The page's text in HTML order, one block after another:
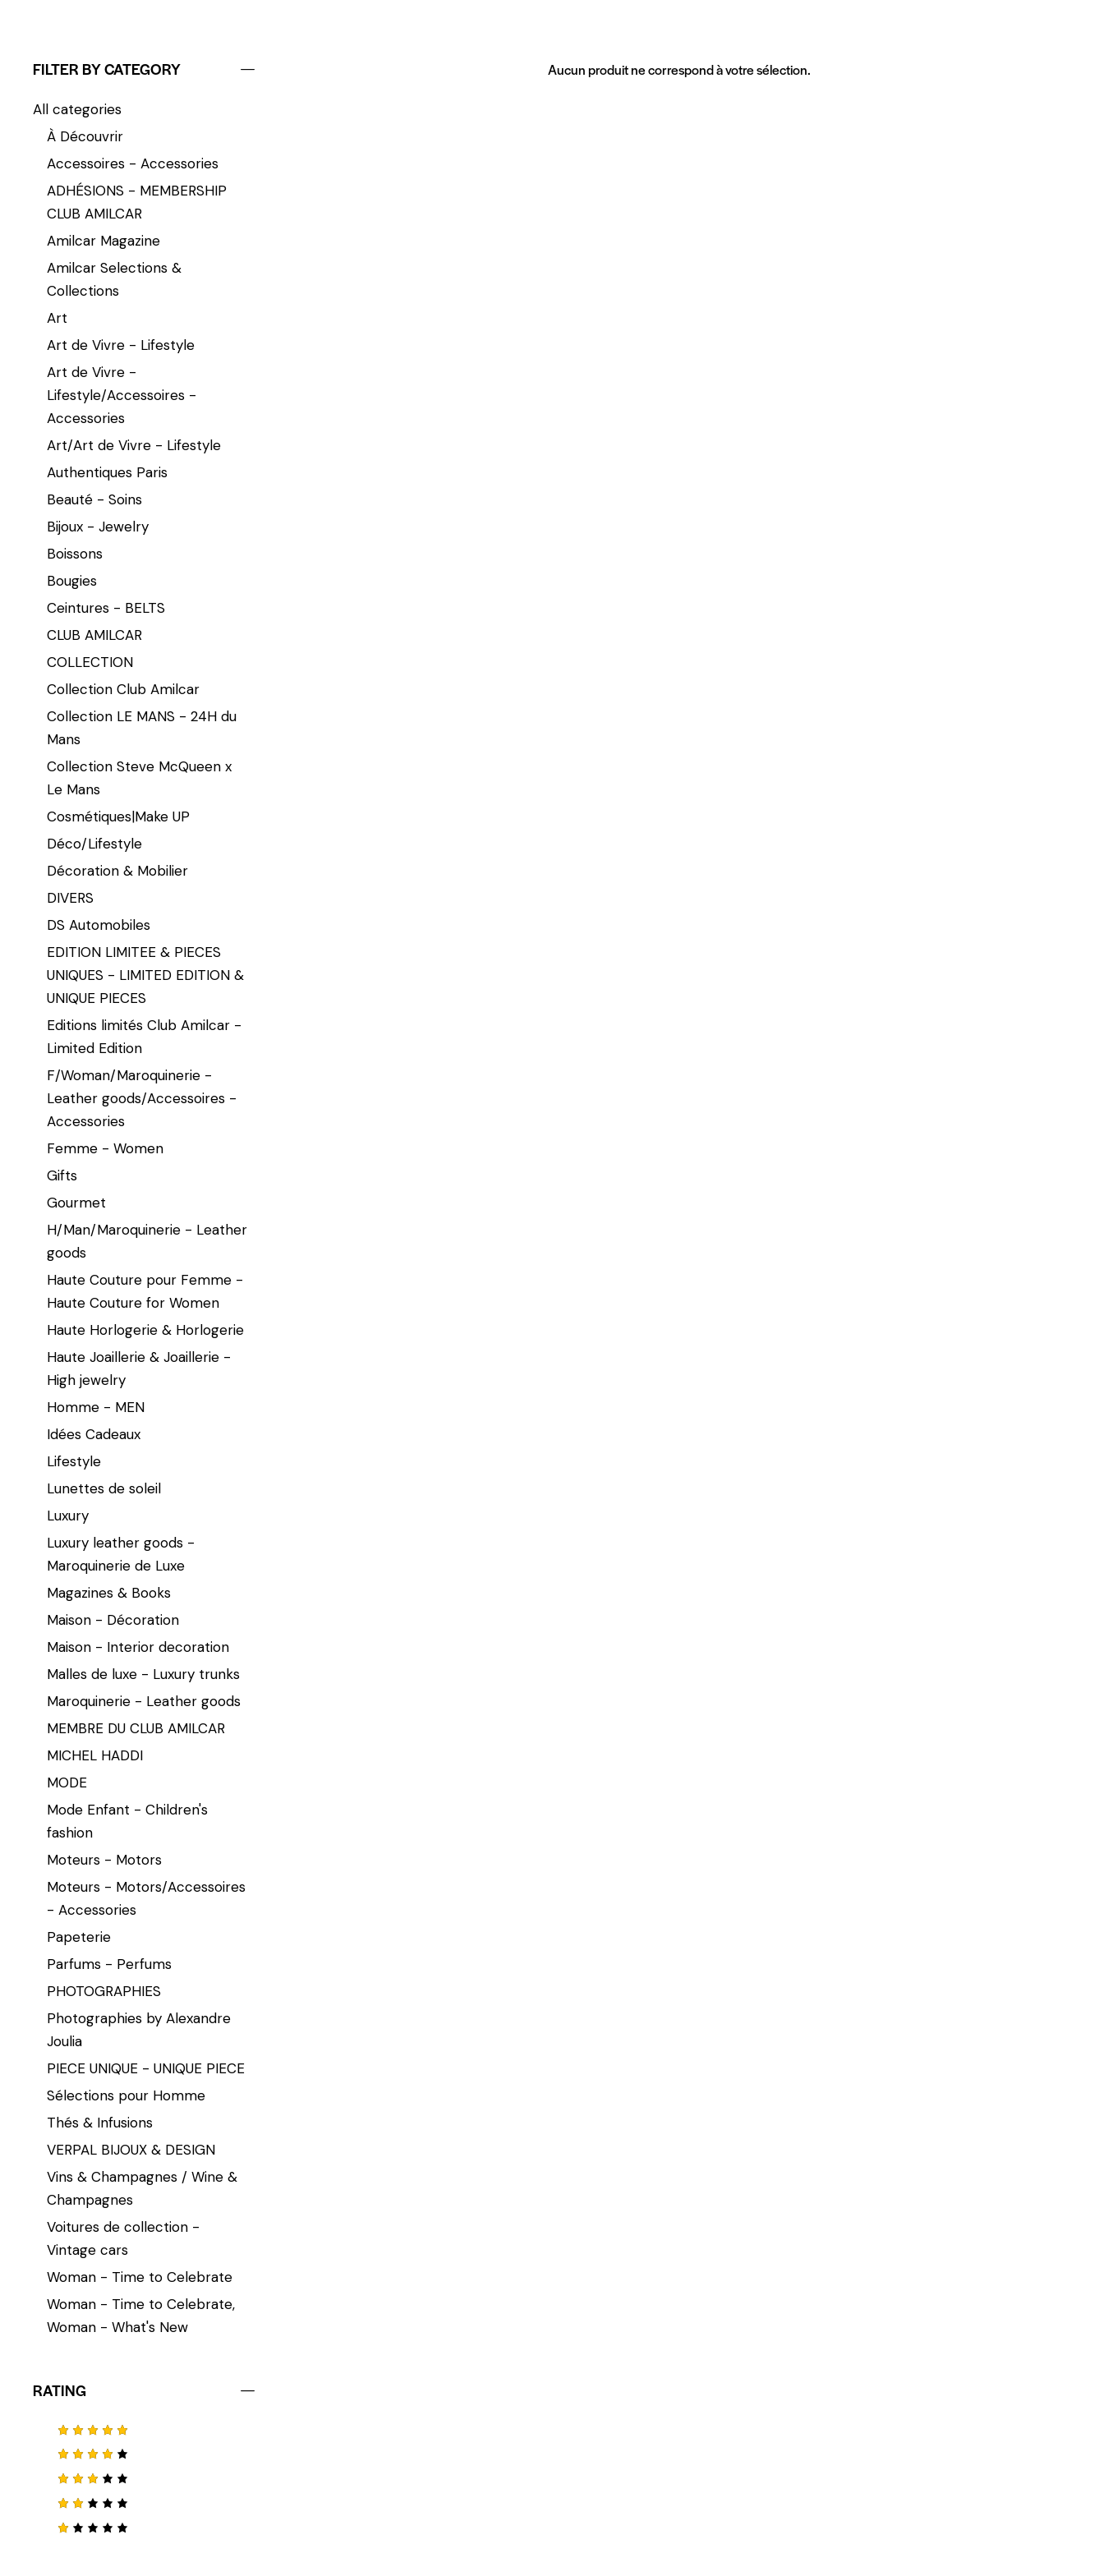
Aucun produit ne correspond à votre sélection.
FILTER BY CATEGORY
All categories
À Découvrir
Accessoires - Accessories
ADHÉSIONS - MEMBERSHIP
CLUB AMILCAR
Amilcar Magazine
Amilcar Selections &
Collections
Art
Art de Vivre - Lifestyle
Art de Vivre -
Lifestyle/Accessoires -
Accessories
Art/Art de Vivre - Lifestyle
Authentiques Paris
Beauté - Soins
Bijoux - Jewelry
Boissons
Bougies
Ceintures - BELTS
CLUB AMILCAR
COLLECTION
Collection Club Amilcar
Collection LE MANS - 24H du
Mans
Collection Steve McQueen x
Le Mans
Cosmétiques|Make UP
Déco/Lifestyle
Décoration & Mobilier
DIVERS
DS Automobiles
EDITION LIMITEE & PIECES
UNIQUES - LIMITED EDITION &
UNIQUE PIECES
Editions limités Club Amilcar -
Limited Edition
F/Woman/Maroquinerie -
Leather goods/Accessoires -
Accessories
Femme - Women
Gifts
Gourmet
H/Man/Maroquinerie - Leather
goods
Haute Couture pour Femme -
Haute Couture for Women
Haute Horlogerie & Horlogerie
Haute Joaillerie & Joaillerie -
High jewelry
Homme - MEN
Idées Cadeaux
Lifestyle
Lunettes de soleil
Luxury
Luxury leather goods -
Maroquinerie de Luxe
Magazines & Books
Maison - Décoration
Maison - Interior decoration
Malles de luxe - Luxury trunks
Maroquinerie - Leather goods
MEMBRE DU CLUB AMILCAR
MICHEL HADDI
MODE
Mode Enfant - Children's
fashion
Moteurs - Motors
Moteurs - Motors/Accessoires
- Accessories
Papeterie
Parfums - Perfums
PHOTOGRAPHIES
Photographies by Alexandre
Joulia
PIECE UNIQUE - UNIQUE PIECE
Sélections pour Homme
Thés & Infusions
VERPAL BIJOUX & DESIGN
Vins & Champagnes / Wine &
Champagnes
Voitures de collection -
Vintage cars
Woman - Time to Celebrate
Woman - Time to Celebrate,
Woman - What's New
RATING
Note
5
sur 5
Note
4
sur 5
Note
3
5
Not
e2